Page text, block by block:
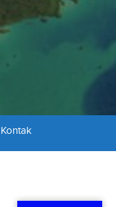
Kontak